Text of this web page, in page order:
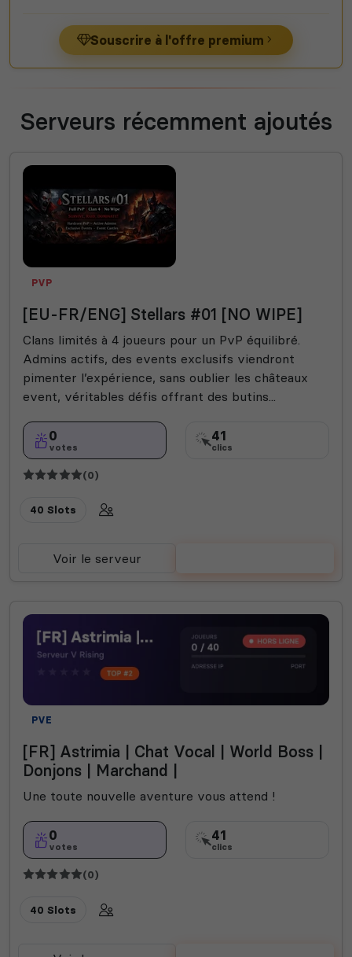
Souscrire à l'offre premium
Serveurs récemment ajoutés
PVP
[EU-FR/ENG] Stellars #01 [NO WIPE]
Clans limités à 4 joueurs pour un PvP équilibré.
Admins actifs, des events exclusifs viendront
pimenter l’expérience, sans oublier les châteaux
event, véritables défis offrant des butins...
0
votes
41
clics
(0)
40 Slots
Voir le serveur
PVE
[FR] Astrimia | Chat Vocal | World Boss |
Donjons | Marchand |
Une toute nouvelle aventure vous attend !
0
votes
41
clics
(0)
40 Slots